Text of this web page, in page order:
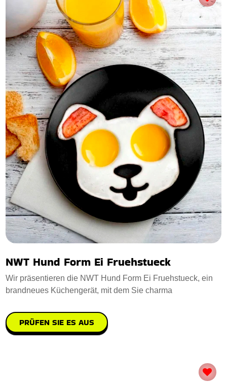
NWT Hund Form Ei Fruehstueck
Wir präsentieren die NWT Hund Form Ei Fruehstueck, ein
brandneues Küchengerät, mit dem Sie charma
PRÜFEN SIE ES AUS